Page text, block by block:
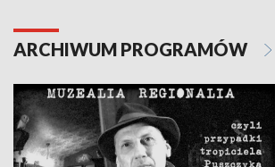
ARCHIWUM PROGRAMÓW